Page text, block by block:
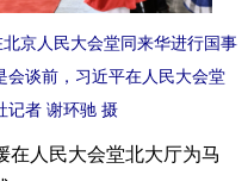
京人民大会堂同来华进行国事
谈前，习近平在人民大会堂
记者 谢环驰 摄
人民大会堂北大厅为马